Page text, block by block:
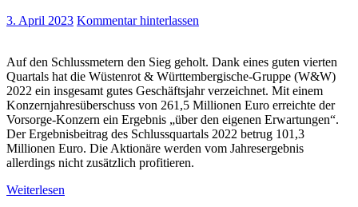
3. April 2023 Kommentar hinterlassen
Auf den Schlussmetern den Sieg geholt. Dank eines guten vierten
Quartals hat die Wüstenrot & Württembergische-Gruppe (W&W)
2022 ein insgesamt gutes Geschäftsjahr verzeichnet. Mit einem
Konzernjahresüberschuss von 261,5 Millionen Euro erreichte der
Vorsorge-Konzern ein Ergebnis „über den eigenen Erwartungen“.
Der Ergebnisbeitrag des Schlussquartals 2022 betrug 101,3
Millionen Euro. Die Aktionäre werden vom Jahresergebnis
allerdings nicht zusätzlich profitieren.
Weiterlesen